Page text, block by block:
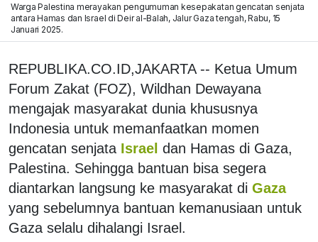
Warga Palestina merayakan pengumuman kesepakatan gencatan senjata
antara Hamas dan Israel di Deir al-Balah, Jalur Gaza tengah, Rabu, 15
Januari 2025.
REPUBLIKA.CO.ID,JAKARTA -- Ketua Umum
Forum Zakat (FOZ), Wildhan Dewayana
mengajak masyarakat dunia khususnya
Indonesia untuk memanfaatkan momen
gencatan senjata Israel dan Hamas di Gaza,
Palestina. Sehingga bantuan bisa segera
diantarkan langsung ke masyarakat di Gaza
yang sebelumnya bantuan kemanusiaan untuk
Gaza selalu dihalangi Israel.